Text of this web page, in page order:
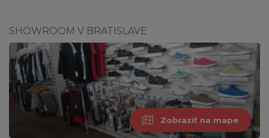
SHOWROOM V BRATISLAVE
Zobraziť na mape